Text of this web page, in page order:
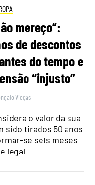
mereço”:
de descontos
do tempo e
“injusto”
Viegas
o valor da sua
sido tirados 50 anos
se seis meses
legal